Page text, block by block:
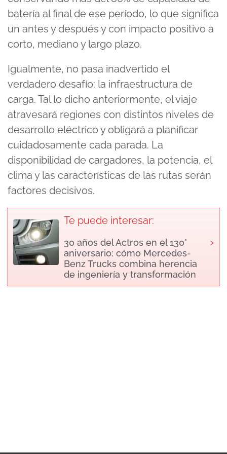
batería al final de ese período, lo que significa
un antes y después y con impacto positivo a
corto, mediano y largo plazo.
Igualmente, no pasa inadvertido el
verdadero desafío: la infraestructura de
carga. Tal lo dicho anteriormente, el viaje
atravesará regiones con distintos niveles de
desarrollo eléctrico y obligará a planificar
cuidadosamente cada parada. La
disponibilidad de cargadores, la potencia, el
clima y las características de las rutas serán
factores decisivos.
Te puede interesar:
30 años del Actros en el 130°
aniversario: cómo Mercedes-
Benz Trucks combina herencia
de ingeniería y transformación
›